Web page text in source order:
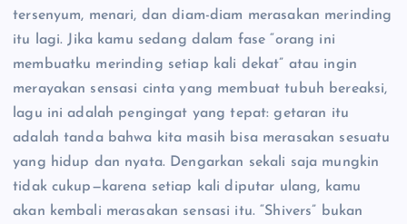
tersenyum, menari, dan diam-diam merasakan merinding
itu lagi. Jika kamu sedang dalam fase “orang ini
membuatku merinding setiap kali dekat” atau ingin
merayakan sensasi cinta yang membuat tubuh bereaksi,
lagu ini adalah pengingat yang tepat: getaran itu
adalah tanda bahwa kita masih bisa merasakan sesuatu
yang hidup dan nyata. Dengarkan sekali saja mungkin
tidak cukup—karena setiap kali diputar ulang, kamu
akan kembali merasakan sensasi itu. “Shivers” bukan